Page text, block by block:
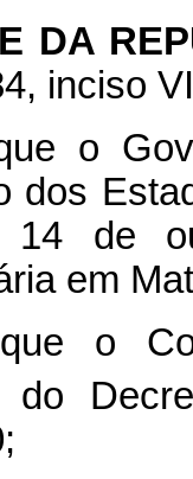
DA
inciso
o
dos
14 de
em
o